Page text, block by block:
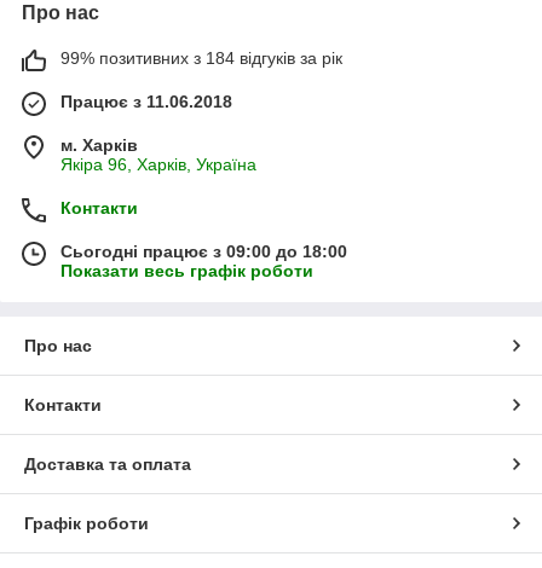
Про нас
99% позитивних з 184 відгуків за рік
Працює з 11.06.2018
м. Харків
Якіра 96, Харків, Україна
Контакти
Сьогодні працює з 09:00 до 18:00
Показати весь графік роботи
Про нас
Контакти
Доставка та оплата
Графік роботи